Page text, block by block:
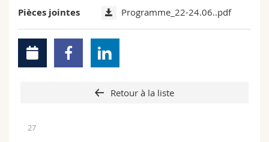
Pièces jointes Programme_22-24.06..pdf
Retour à la liste
27